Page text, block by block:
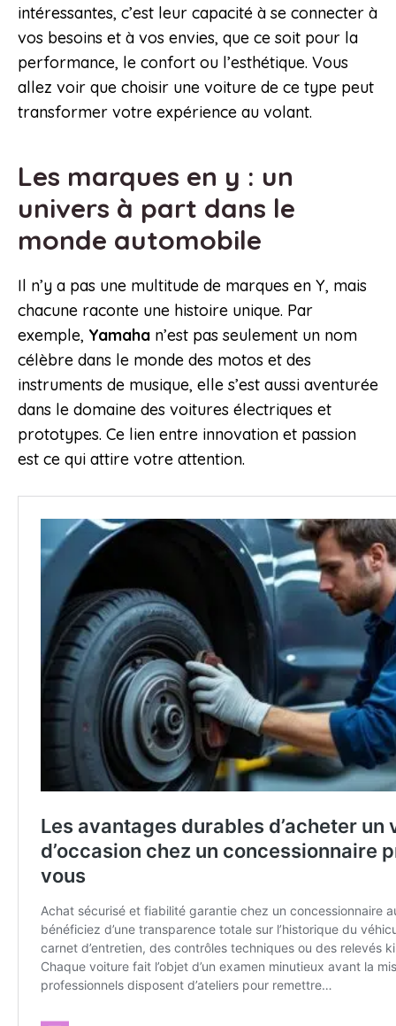
intéressantes, c’est leur capacité à se connecter à
vos besoins et à vos envies, que ce soit pour la
performance, le confort ou l’esthétique. Vous
allez voir que choisir une voiture de ce type peut
transformer votre expérience au volant.
Les marques en y : un
univers à part dans le
monde automobile
Il n’y a pas une multitude de marques en Y, mais
chacune raconte une histoire unique. Par
exemple, Yamaha n’est pas seulement un nom
célèbre dans le monde des motos et des
instruments de musique, elle s’est aussi aventurée
dans le domaine des voitures électriques et
prototypes. Ce lien entre innovation et passion
est ce qui attire votre attention.